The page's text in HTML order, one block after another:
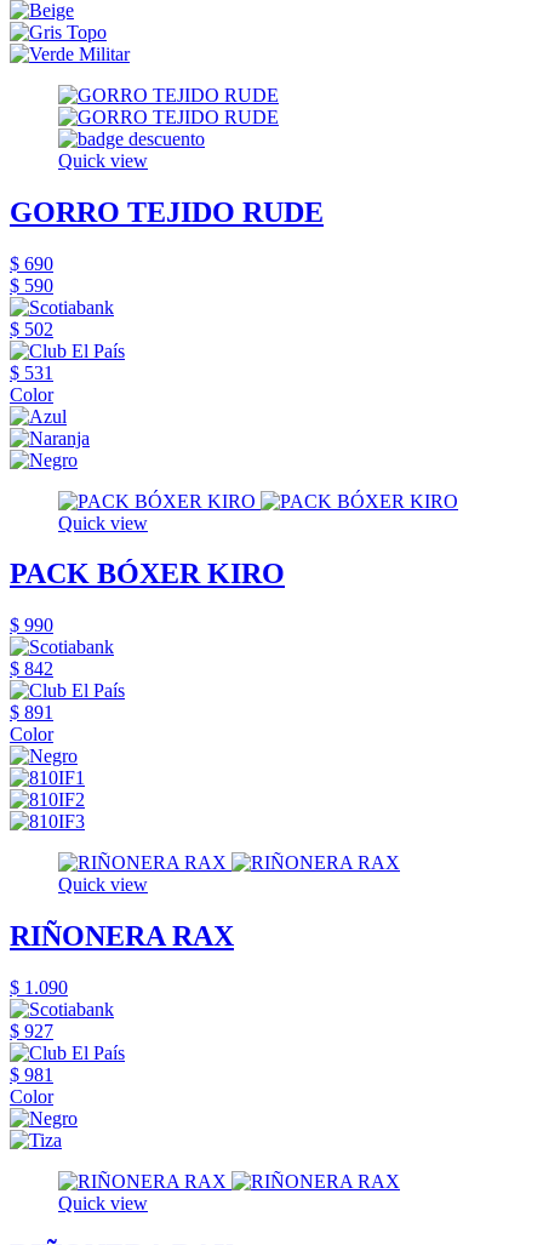
Quick view
GORRO TEJIDO RUDE
$ 690
$ 590
$ 502
$ 531
Color
Quick view
PACK BÓXER KIRO
$ 990
$ 842
$ 891
Color
Quick view
RIÑONERA RAX
$ 1.090
$ 927
$ 981
Color
Quick view